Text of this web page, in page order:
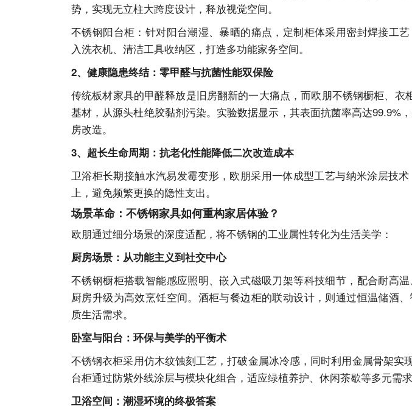
势，实现无立柱大跨度设计，释放视觉空间。
不锈钢阳台柜：针对阳台潮湿、暴晒的痛点，定制柜体采用密封焊接工
入洗衣机、清洁工具收纳区，打造多功能家务空间。
2、 健康隐患终结：零甲醛与抗菌性能双保险
传统板材家具的甲醛释放是旧房翻新的一大痛点，而欧朋不锈钢橱柜、衣
基材，从源头杜绝胶黏剂污染。实验数据显示，其表面抗菌率高达99.9%
房改造。
3、 超长生命周期：抗老化性能降低二次改造成本
卫浴柜长期接触水汽易发霉变形，欧朋采用一体成型工艺与纳米涂层技
上，避免频繁更换的隐性支出。
场景革命：不锈钢家具如何重构家居体验？
欧朋通过细分场景的深度适配，将不锈钢的工业属性转化为生活美学：
厨房场景：从功能主义到社交中心
不锈钢橱柜搭载智能感应照明、嵌入式磁吸刀架等科技细节，配合耐高
厨房升级为高效烹饪空间。酒柜与餐边柜的联动设计，则通过恒温储酒
质生活需求。
卧室与阳台：环保与美学的平衡术
不锈钢衣柜采用仿木纹蚀刻工艺，打破金属冰冷感，同时利用金属骨架实
台柜通过防紫外线涂层与模块化组合，适应绿植养护、休闲茶歇等多元需求
卫浴空间：潮湿环境的终极答案